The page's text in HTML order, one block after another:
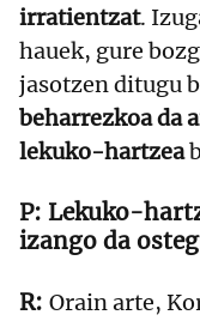
irratientzat.
hauek, gure
jasotzen ditugu
beharrezkoa da
lekuko-hartzea
Lekuko-
izango da
Orain arte,